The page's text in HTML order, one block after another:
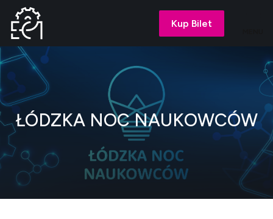
Kup Bilet
ŁÓDZKA NOC NAUKOWCÓW